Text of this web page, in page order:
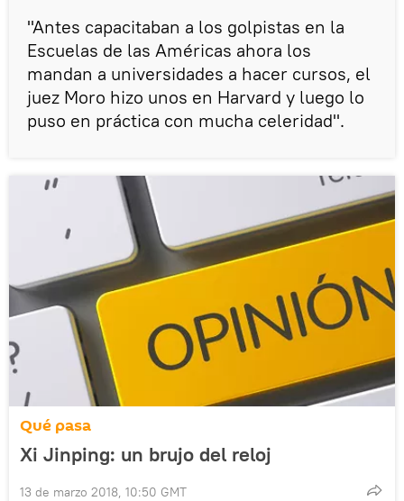
"Antes capacitaban a los golpistas en la
Escuelas de las Américas ahora los
mandan a universidades a hacer cursos, el
juez Moro hizo unos en Harvard y luego lo
puso en práctica con mucha celeridad".
Qué pasa
Xi Jinping: un brujo del reloj
13 de marzo 2018, 10:50 GMT